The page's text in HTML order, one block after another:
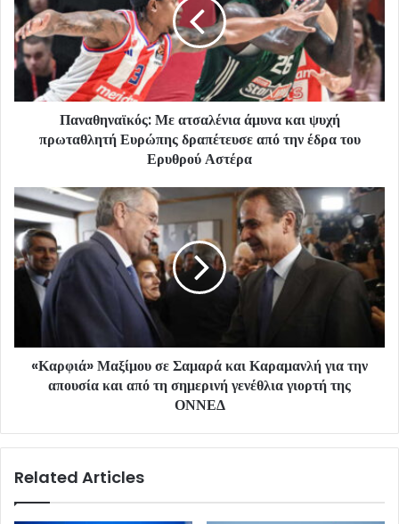
Παναθηναϊκός: Με ατσαλένια άμυνα και ψυχή
πρωταθλητή Ευρώπης δραπέτευσε από την έδρα του
Ερυθρού Αστέρα
«Καρφιά» Μαξίμου σε Σαμαρά και Καραμανλή για την
απουσία και από τη σημερινή γενέθλια γιορτή της
ΟΝΝΕΔ
Related Articles